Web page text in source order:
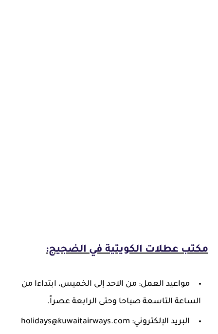
مكتب عطلات الكويتية في الضجيج:
مواعيد العمل: من الاحد إلى الخميس، ابتداءا من
الساعة التاسعة صباحا وحتى الرابعة عصراً.
البريد الإلكتروني: holidays@kuwaitairways.com